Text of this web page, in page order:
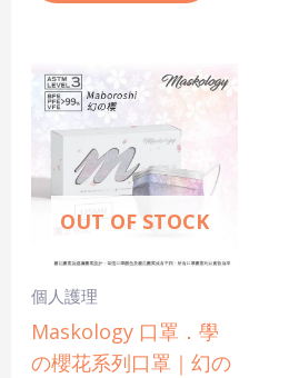
OUT OF STOCK
個人護理
Maskology 口罩．學
の櫻花系列口罩｜幻の
This
multiple
variants.
options
be
chosen